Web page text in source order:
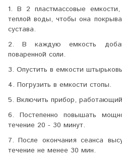
1. В 2 пластмассовые
теплой воды, чтобы она
сустава.
2. В каждую емкость
поваренной соли.
3. Опустить в емкости
4. Погрузить в емкости стопы.
5. Включить прибор,
6. Постепенно повышать
течение 20 - 30 минут.
7. После окончания сеанса
течение не менее 30 мин.